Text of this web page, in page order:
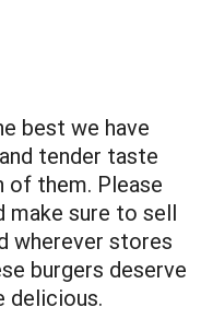
best we have
tender taste
of them. Please
make sure to sell
wherever stores
burgers deserve
delicious.